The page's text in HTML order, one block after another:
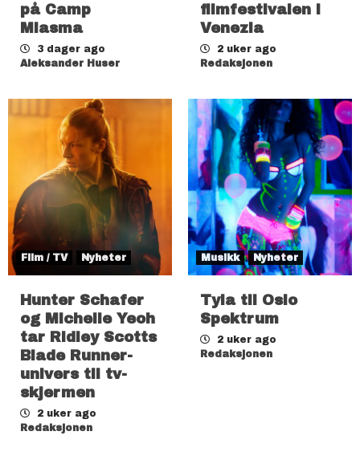
på Camp
Miasma
3 dager ago
Aleksander Huser
filmfestivalen i
Venezia
2 uker ago
Redaksjonen
Film / TV Nyheter
Hunter Schafer
og Michelle Yeoh
tar Ridley Scotts
Blade Runner-
univers til tv-
skjermen
2 uker ago
Redaksjonen
Musikk Nyheter
Tyla til Oslo
Spektrum
2 uker ago
Redaksjonen